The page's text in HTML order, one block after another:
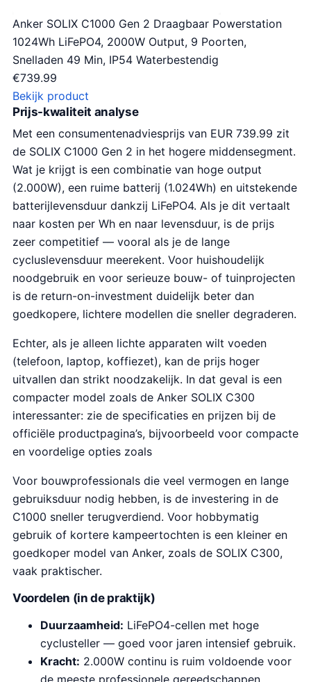
Anker SOLIX C1000 Gen 2 Draagbaar Powerstation
1024Wh LiFePO4, 2000W Output, 9 Poorten,
Snelladen 49 Min, IP54 Waterbestendig
€739.99
Bekijk product
Prijs-kwaliteit analyse
Met een consumentenadviesprijs van EUR 739.99 zit
de SOLIX C1000 Gen 2 in het hogere middensegment.
Wat je krijgt is een combinatie van hoge output
(2.000W), een ruime batterij (1.024Wh) en uitstekende
batterijlevensduur dankzij LiFePO4. Als je dit vertaalt
naar kosten per Wh en naar levensduur, is de prijs
zeer competitief — vooral als je de lange
cycluslevensduur meerekent. Voor huishoudelijk
noodgebruik en voor serieuze bouw- of tuinprojecten
is de return-on-investment duidelijk beter dan
goedkopere, lichtere modellen die sneller degraderen.
Echter, als je alleen lichte apparaten wilt voeden
(telefoon, laptop, koffiezet), kan de prijs hoger
uitvallen dan strikt noodzakelijk. In dat geval is een
compacter model zoals de Anker SOLIX C300
interessanter: zie de specificaties en prijzen bij de
officiële productpagina’s, bijvoorbeeld voor compacte
en voordelige opties zoals
Voor bouwprofessionals die veel vermogen en lange
gebruiksduur nodig hebben, is de investering in de
C1000 sneller terugverdiend. Voor hobbymatig
gebruik of kortere kampeertochten is een kleiner en
goedkoper model van Anker, zoals de SOLIX C300,
vaak praktischer.
Voordelen (in de praktijk)
Duurzaamheid: LiFePO4-cellen met hoge
cyclusteller — goed voor jaren intensief gebruik.
Kracht: 2.000W continu is ruim voldoende voor
de meeste professionele gereedschappen